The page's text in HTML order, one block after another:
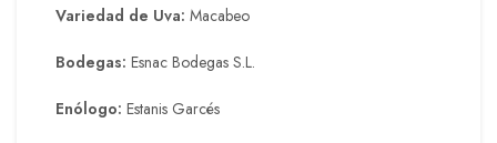
Variedad de Uva: Macabeo
Bodegas: Esnac Bodegas S.L.
Enólogo: Estanis Garcés